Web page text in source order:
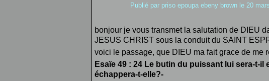
Publié par priso epoupa ebeny brown le 20
bonjour je vous transmet la salutation de DIEU
JESUS CHRIST sous la conduit du SAINT
voici le passage, que DIEU ma fait grace de me
Esaïe 49 : 24 Le butin du puissant lui sera-t-
échappera-t-elle?-